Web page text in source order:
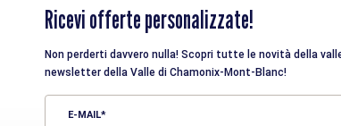
Ricevi offerte personalizzate!
Non perderti davvero nulla! Scopri tutte le novità della
newsletter della Valle di Chamonix-Mont-Blanc!
E-MAIL